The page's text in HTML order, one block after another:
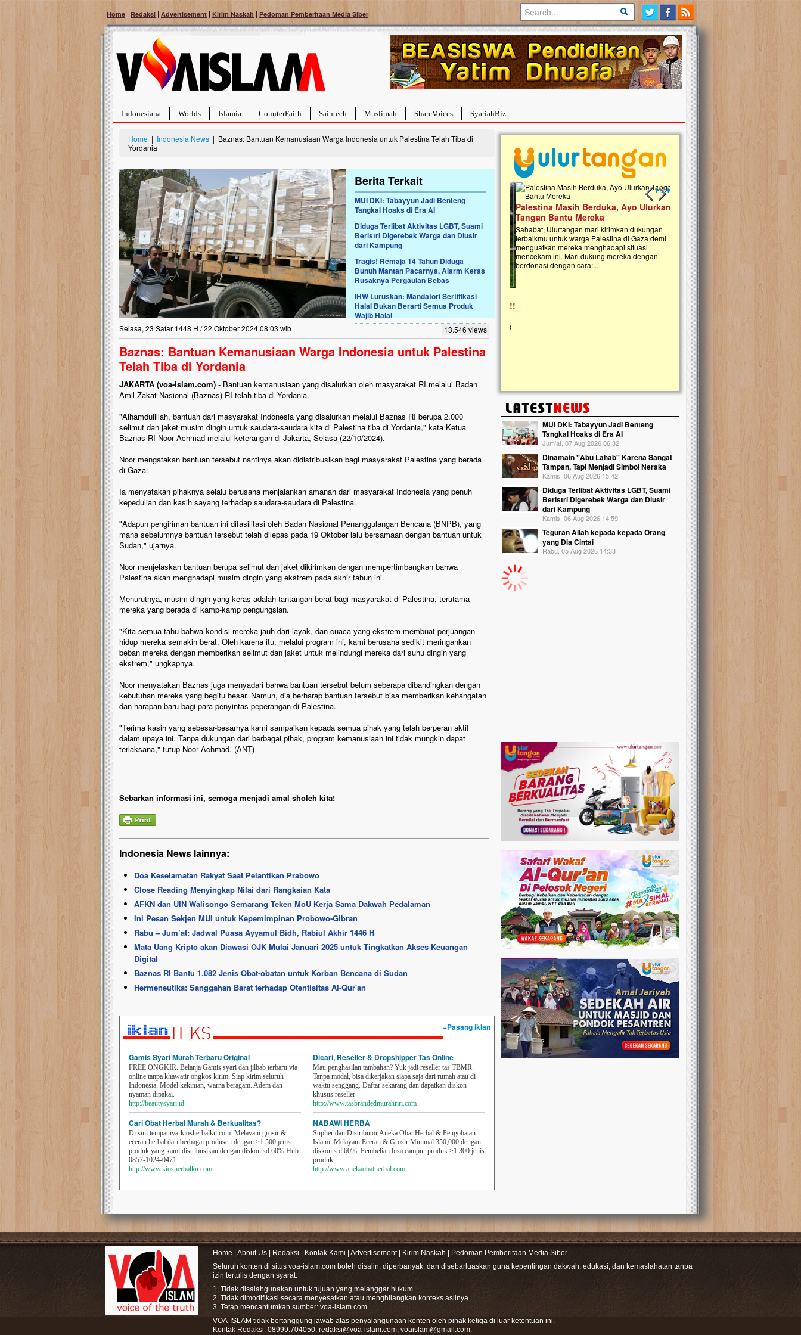
Home | Redaksi | Advertisement | Kirim Naskah | Pedoman Pemberitaan Media Siber
Indonesiana Worlds Islamia CounterFaith Saintech Muslimah ShareVoices SyariahBiz
Home | Indonesia News | Baznas: Bantuan Kemanusiaan Warga Indonesia untuk Palestina Telah Tiba di
Yordania
Berita Terkait
MUI DKI: Tabayyun Jadi Benteng
Tangkal Hoaks di Era AI
Diduga Terlibat Aktivitas LGBT, Suami
Beristri Digerebek Warga dan Diusir
dari Kampung
Tragis! Remaja 14 Tahun Diduga
Bunuh Mantan Pacarnya, Alarm Keras
Rusaknya Pergaulan Bebas
IHW Luruskan: Mandatori Sertifikasi
Halal Bukan Berarti Semua Produk
Wajib Halal
Selasa, 23 Safar 1448 H / 22 Oktober 2024 08:03 wib 13.546 views
Baznas: Bantuan Kemanusiaan Warga Indonesia untuk Palestina
Telah Tiba di Yordania
JAKARTA (voa-islam.com) - Bantuan kemanusiaan yang disalurkan oleh masyarakat RI melalui Badan
Amil Zakat Nasional (Baznas) RI telah tiba di Yordania.
"Alhamdulillah, bantuan dari masyarakat Indonesia yang disalurkan melalui Baznas RI berupa 2.000
selimut dan jaket musim dingin untuk saudara-saudara kita di Palestina tiba di Yordania," kata Ketua
Baznas RI Noor Achmad melalui keterangan di Jakarta, Selasa (22/10/2024).
Noor mengatakan bantuan tersebut nantinya akan didistribusikan bagi masyarakat Palestina yang berada
di Gaza.
Ia menyatakan pihaknya selalu berusaha menjalankan amanah dari masyarakat Indonesia yang penuh
kepedulian dan kasih sayang terhadap saudara-saudara di Palestina.
"Adapun pengiriman bantuan ini difasilitasi oleh Badan Nasional Penanggulangan Bencana (BNPB), yang
mana sebelumnya bantuan tersebut telah dilepas pada 19 Oktober lalu bersamaan dengan bantuan untuk
Sudan," ujarnya.
Noor menjelaskan bantuan berupa selimut dan jaket dikirimkan dengan mempertimbangkan bahwa
Palestina akan menghadapi musim dingin yang ekstrem pada akhir tahun ini.
Menurutnya, musim dingin yang keras adalah tantangan berat bagi masyarakat di Palestina, terutama
mereka yang berada di kamp-kamp pengungsian.
"Kita semua tahu bahwa kondisi mereka jauh dari layak, dan cuaca yang ekstrem membuat perjuangan
hidup mereka semakin berat. Oleh karena itu, melalui program ini, kami berusaha sedikit meringankan
beban mereka dengan memberikan selimut dan jaket untuk melindungi mereka dari suhu dingin yang
ekstrem," ungkapnya.
Noor menyatakan Baznas juga menyadari bahwa bantuan tersebut belum seberapa dibandingkan dengan
kebutuhan mereka yang begitu besar. Namun, dia berharap bantuan tersebut bisa memberikan kehangatan
dan harapan baru bagi para penyintas peperangan di Palestina.
"Terima kasih yang sebesar-besarnya kami sampaikan kepada semua pihak yang telah berperan aktif
dalam upaya ini. Tanpa dukungan dari berbagai pihak, program kemanusiaan ini tidak mungkin dapat
terlaksana," tutup Noor Achmad. (ANT)
Sebarkan informasi ini, semoga menjadi amal sholeh kita!
Indonesia News lainnya:
Doa Keselamatan Rakyat Saat Pelantikan Prabowo
Close Reading Menyingkap Nilai dari Rangkaian Kata
AFKN dan UIN Walisongo Semarang Teken MoU Kerja Sama Dakwah Pedalaman
Ini Pesan Sekjen MUI untuk Kepemimpinan Probowo-Gibran
Rabu – Jum’at: Jadwal Puasa Ayyamul Bidh, Rabiul Akhir 1446 H
Mata Uang Kripto akan Diawasi OJK Mulai Januari 2025 untuk Tingkatkan Akses Keuangan
Digital
Baznas RI Bantu 1.082 Jenis Obat-obatan untuk Korban Bencana di Sudan
Hermeneutika: Sanggahan Barat terhadap Otentisitas Al-Qur'an
+Pasang iklan
Gamis Syari Murah Terbaru Original
FREE ONGKIR. Belanja Gamis syari dan jilbab terbaru via
online tanpa khawatir ongkos kirim. Siap kirim seluruh
Indonesia. Model kekinian, warna beragam. Adem dan
nyaman dipakai.
http://beautysyari.id
Cari Obat Herbal Murah & Berkualitas?
Di sini tempatnya-kiosherbalku.com. Melayani grosir &
eceran herbal dari berbagai produsen dengan >1.500 jenis
produk yang kami distribusikan dengan diskon sd 60% Hub:
0857-1024-0471
http://www.kiosherbalku.com
Dicari, Reseller & Dropshipper Tas Online
Mau penghasilan tambahan? Yuk jadi reseller tas TBMR.
Tanpa modal, bisa dikerjakan siapa saja dari rumah atau di
waktu senggang. Daftar sekarang dan dapatkan diskon
khusus reseller
http://www.tasbrandedmurahriri.com
NABAWI HERBA
Suplier dan Distributor Aneka Obat Herbal & Pengobatan
Islami. Melayani Eceran & Grosir Minimal 350,000 dengan
diskon s.d 60%. Pembelian bisa campur produk >1.300 jenis
produk.
http://www.anekaobatherbal.com
Previous slide
Next slide
Bantu Naura, Balita Hebat Sembuh Dari
Tumor Pembuluh Darah
Hidup Naura Salsabila dipenuhi dengan
rintangan yang sangat berat. Meskipun baru
berusia sepuluh bulan, bayi yang imut ini harus
menghadapi penyakit yang dahsyat, yaitu tumor
pembuluh darah berukuran...
Lima Tahun Mangkrak, Masjid di
Pelosok ini Mengenaskan. Ayo Bantu.!!
Nasib masjid di Kampung Cilumbu ini sungguh
mengenaskan. Lima tahun mangkrak, kini nyaris
tak berbentuk masjid, dipenuhi rumput liar,
hujan....
Palestina Masih Berduka, Ayo Ulurkan
Tangan Bantu Mereka
Sahabat, Ulurtangan mari kirimkan dukungan
terbaikmu untuk warga Palestina di Gaza demi
menguatkan mereka menghadapi situasi
mencekam ini. Mari dukung mereka dengan
berdonasi dengan cara:...
Open Donasi Wakaf
Rumah Qur'an & TK Islam
Najjah di Jonggol
Saat ini, Ulurtangan bersama Yayasan
Najjahtul Islam Jonggol sedang merintis
pembangunan Rumah Qur’an dan
kanak Islam Terpadu (TKIT) An Najjah
Gedung Majelis Taklim di Jonggol,...
MUI DKI: Tabayyun Jadi Benteng
Tangkal Hoaks di Era AI
Jum'at, 07 Aug 2026 06:32
Dinamain ''Abu Lahab'' Karena Sangat
Tampan, Tapi Menjadi Simbol Neraka
Kamis, 06 Aug 2026 15:42
Diduga Terlibat Aktivitas LGBT, Suami
Beristri Digerebek Warga dan Diusir
dari Kampung
Kamis, 06 Aug 2026 14:59
Teguran Allah kepada kepada Orang
yang Dia Cintai
Rabu, 05 Aug 2026 14:33
Home About Us Redaksi Kontak Kami Advertisement| Kirim Naskah
Pedoman Pemberitaan Media Siber
Seluruh konten di situs voa-islam.com boleh disalin, diperbanyak, dan disebarluaskan guna kepentingan dakwah, edukasi, dan kemaslahatan tanpa
izin tertulis dengan syarat:
1. Tidak disalahgunakan untuk tujuan yang melanggar hukum.
2. Tidak dimodifikasi secara menyesatkan atau menghilangkan konteks aslinya.
3. Tetap mencantumkan sumber: voa-islam.com.
VOA-ISLAM tidak bertanggung jawab atas penyalahgunaan konten oleh pihak ketiga di luar ketentuan ini.
Kontak Redaksi: 08999.704050; redaksi@voa-islam.com, voaislam@gmail.com.